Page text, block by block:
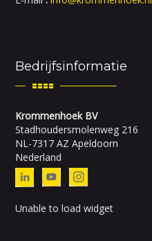
Bedrijfsinformatie
Krommenhoek BV
Stadhoudersmolenweg 216
NL-7317 AZ Apeldoorn
Nederland
Unable to load widget